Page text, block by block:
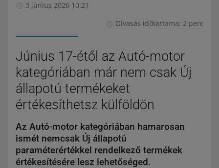
3 június 2026 10:21
Olvasás időtartama: 2 perc
Június 17-étől az Autó-motor
kategóriában már nem csak Új
állapotú termékeket
értékesíthetsz külföldön
Az Autó-motor kategóriában hamarosan
ismét nemcsak Új állapotú
paraméterértékkel rendelkező termékek
értékesítésére lesz lehetőséged.